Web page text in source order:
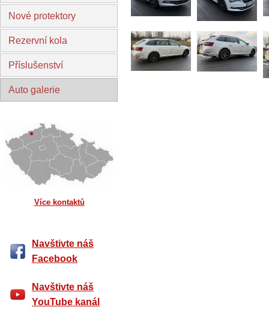
Nové protektory
Rezervní kola
Příslušenství
Auto galerie
Více kontaktů
Navštivte náš
Facebook
Navštivte náš
YouTube kanál